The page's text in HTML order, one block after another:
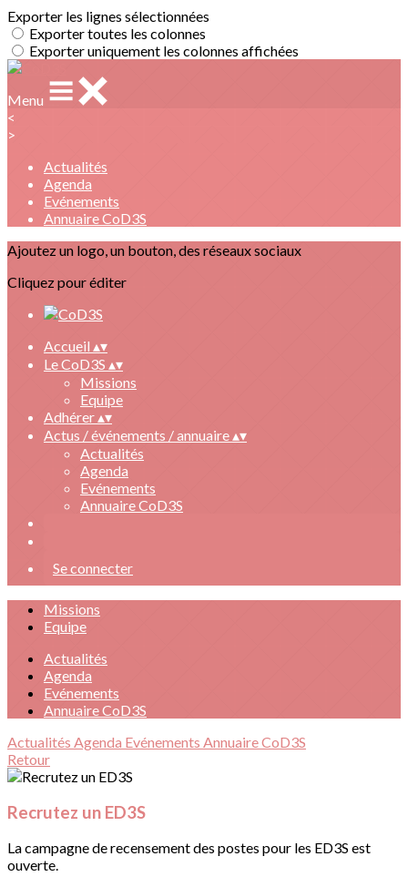
Exporter les lignes sélectionnées
Exporter toutes les colonnes
Exporter uniquement les colonnes affichées
Menu
<
>
Actualités
Agenda
Evénements
Annuaire CoD3S
Ajoutez un logo, un bouton, des réseaux sociaux
Cliquez pour éditer
Accueil ▴▾
Le CoD3S ▴▾
Missions
Equipe
Adhérer▴▾
Actus / événements / annuaire▴▾
Actualités
Agenda
Evénements
Annuaire CoD3S
Se connecter
Missions
Equipe
Actualités
Agenda
Evénements
Annuaire CoD3S
Actualités Agenda Evénements Annuaire CoD3S
Retour
Recrutez un ED3S
La campagne de recensement des postes pour les ED3S est
ouverte.